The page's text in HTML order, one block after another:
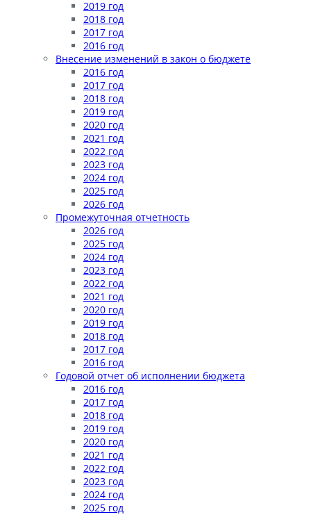
2019 год
2018 год
2017 год
2016 год
Внесение изменений в закон о бюджете
2016 год
2017 год
2018 год
2019 год
2020 год
2021 год
2022 год
2023 год
2024 год
2025 год
2026 год
Промежуточная отчетность
2026 год
2025 год
2024 год
2023 год
2022 год
2021 год
2020 год
2019 год
2018 год
2017 год
2016 год
Годовой отчет об исполнении бюджета
2016 год
2017 год
2018 год
2019 год
2020 год
2021 год
2022 год
2023 год
2024 год
2025 год